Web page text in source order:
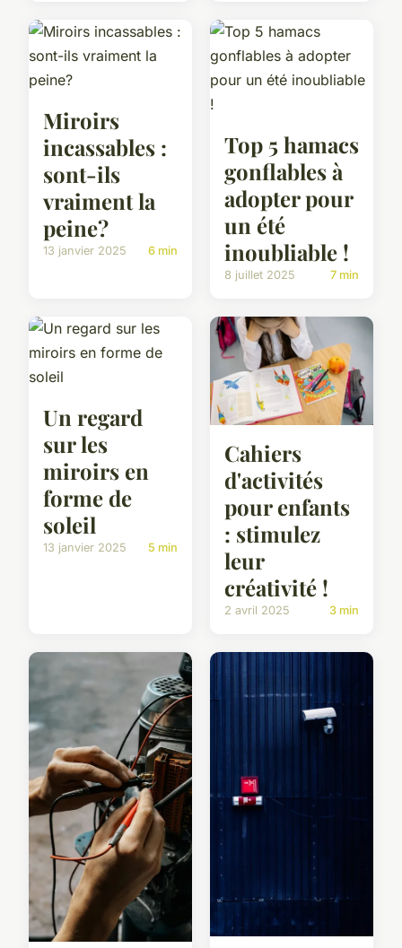
Miroirs
incassables :
sont-ils
vraiment la
peine?
13 janvier 2025 6 min
Top 5 hamacs
gonflables à
adopter pour
un été
inoubliable !
8 juillet 2025 7 min
Un regard
sur les
miroirs en
forme de
soleil
13 janvier 2025 5 min
Cahiers
d'activités
pour enfants
: stimulez
leur
créativité !
2 avril 2025 3 min